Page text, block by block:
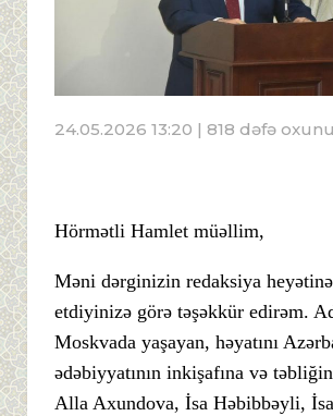
24.05.2026 13:20 | 818 dəfə
Hörmətli Hamlet müəllim,
Məni dərginizin redaksiya
etdiyinizə görə təşəkkür edirəm.
Moskvada yaşayan, həyatını
ədəbiyyatının inkişafına və
Alla Axundova, İsa Həbibbəyli,